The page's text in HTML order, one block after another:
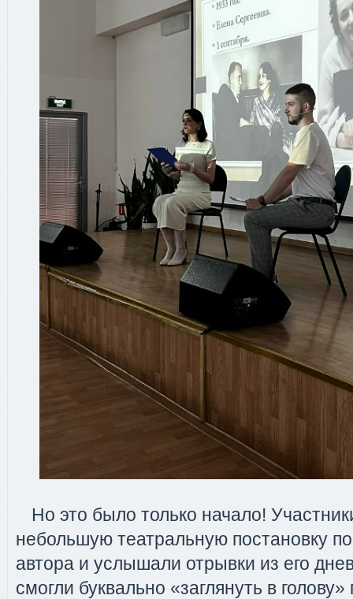
Но это было только начало!
небольшую театральную постановку
автора и услышали отрывки из его
смогли буквально «заглянуть в